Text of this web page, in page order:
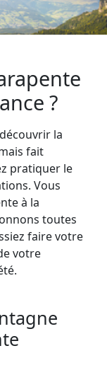
?
la
fait
pratiquer le
Vous
à la
toutes
faire votre
votre